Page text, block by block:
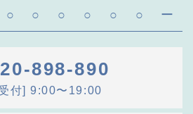
○ ○ ○ ○ ○ ○ ー
898-890
付] 9:00〜19:00